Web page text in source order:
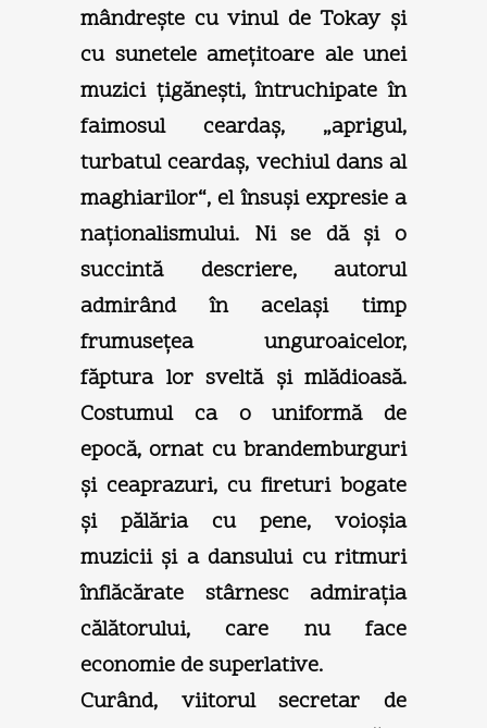
mândreşte cu vinul de Tokay şi
cu sunetele ameţitoare ale unei
muzici ţigăneşti, întruchipate în
faimosul ceardaş, „aprigul,
turbatul ceardaş, vechiul dans al
maghiarilor“, el însuşi expresie a
naţionalismului. Ni se dă şi o
succintă descriere, autorul
admirând în acelaşi timp
frumuseţea unguroaicelor,
făptura lor sveltă şi mlădioasă.
Costumul ca o uniformă de
epocă, ornat cu brandemburguri
şi ceaprazuri, cu fireturi bogate
şi pălăria cu pene, voioşia
muzicii şi a dansului cu ritmuri
înflăcărate stârnesc admiraţia
călătorului, care nu face
economie de superlative.
Curând, viitorul secretar de